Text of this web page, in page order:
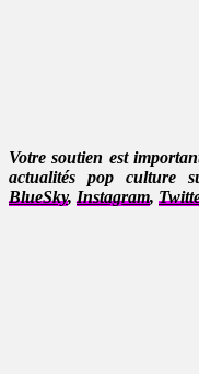
Votre soutien est
actualités pop culture
BlueSky, Instagram,